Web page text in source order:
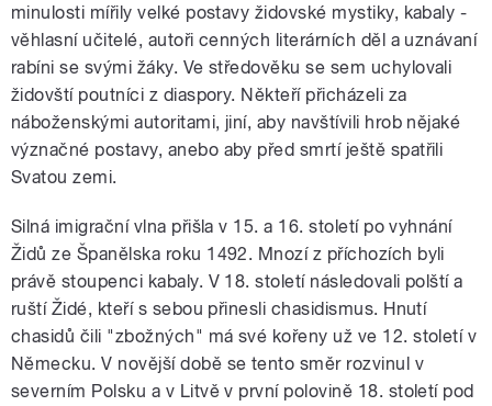
minulosti mířily velké postavy židovské mystiky, kabaly -
věhlasní učitelé, autoři cenných literárních děl a uznávaní
rabíni se svými žáky. Ve středověku se sem uchylovali
židovští poutníci z diaspory. Někteří přicházeli za
náboženskými autoritami, jiní, aby navštívili hrob nějaké
význačné postavy, anebo aby před smrtí ještě spatřili
Svatou zemi.
Silná imigrační vlna přišla v 15. a 16. století po vyhnání
Židů ze Španělska roku 1492. Mnozí z příchozích byli
právě stoupenci kabaly. V 18. století následovali polští a
ruští Židé, kteří s sebou přinesli chasidismus. Hnutí
chasidů čili "zbožných" má své kořeny už ve 12. století v
Německu. V novější době se tento směr rozvinul v
severním Polsku a v Litvě v první polovině 18. století pod